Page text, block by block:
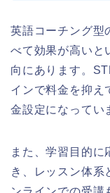
英語コーチング型
べて効果が高いと
向にあります。
インで料金を抑え
金設定になってい
また、学習目的に
き、レッスン体系